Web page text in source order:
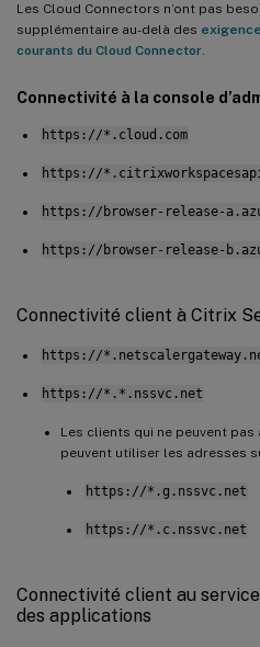
Les Cloud Connectors n’ont pas
supplémentaire au-delà des
courants du Cloud Connector.
Connectivité à la console
https://*.cloud.com
https://
https://browser-release-
https://browser-release-
Connectivité client à Citrix
https://
https://*.*.nssvc.net
Les clients qui ne peuvent
peuvent utiliser les adresses
https://*.g.nssvc.net
https://*.c.nssvc.net
Connectivité client au
des applications